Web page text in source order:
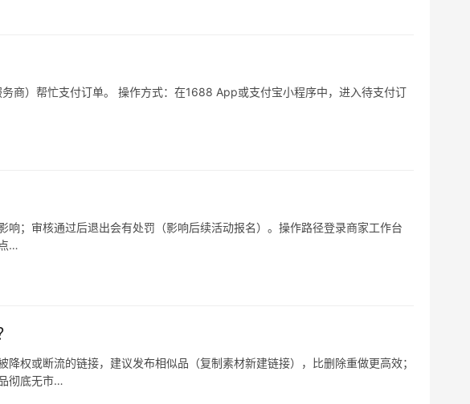
商）帮忙支付订单。 操作方式：在1688 App或支付宝小程序中，进入待支付订
；审核通过后退出会有处罚（影响后续活动报名）。操作路径登录商家工作台
…
降权或断流的链接，建议发布相似品（复制素材新建链接），比删除重做更高效；
彻底无市…